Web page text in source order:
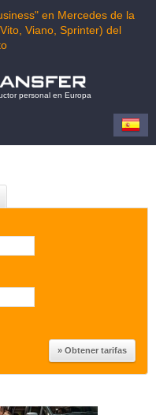
en Mercedes de la
Viano, Sprinter) del
personal en Europa